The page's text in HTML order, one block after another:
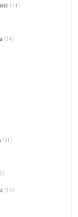
(14)
(14)
(31)
(15)